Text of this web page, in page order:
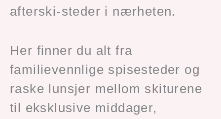
afterski-steder i nærheten.
Her finner du alt fra
familievennlige spisesteder og
raske lunsjer mellom skiturene
til eksklusive middager,